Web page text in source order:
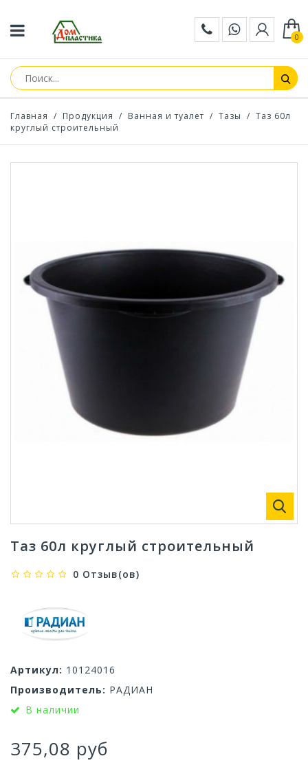
0
Главная / Продукция / Ванная и туалет / Тазы / Таз 60л
круглый строительный
Таз 60л круглый строительный
0 Отзыв(ов)
Артикул: 10124016
Производитель: РАДИАН
В наличии
375,08 руб